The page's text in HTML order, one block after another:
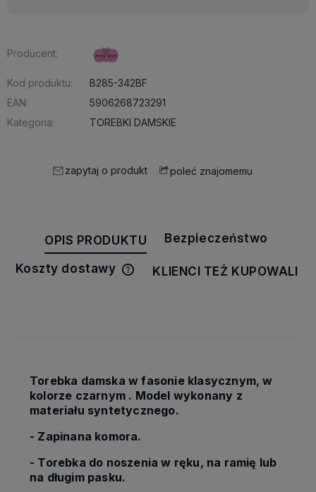
Producent:
Kod produktu:
B285-342BF
EAN:
5906268723291
Kategoria:
TOREBKI DAMSKIE
zapytaj o produkt poleć znajomemu
OPIS PRODUKTU Bezpieczeństwo
Koszty dostawy
Cena nie zawiera ewentualnych
KLIENCI TEŻ KUPOWALI
Torebka damska w fasonie klasycznym, w
kolorze czarnym . Model wykonany z
materiału syntetycznego.
- Zapinana komora.
- Torebka do noszenia w ręku, na ramię lub
na długim pasku.